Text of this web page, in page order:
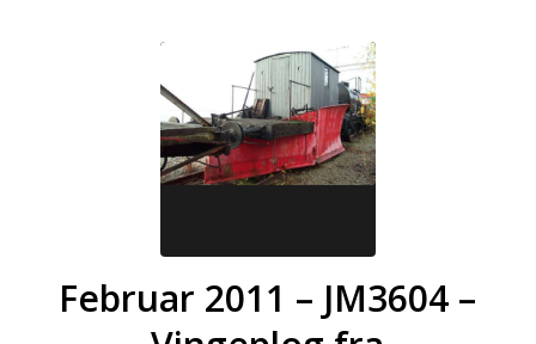
Februar 2011 – JM3604 –